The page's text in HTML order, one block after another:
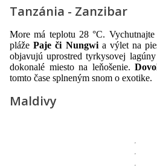
Tanzánia - Zanzibar
More má teplotu 28 °C.
plážePaje či Nungwia výlet na
objavujú uprostred tyrkysovej
dokonalé miesto na leňošenie.
tomto čase splneným snom o exotike.
Maldivy